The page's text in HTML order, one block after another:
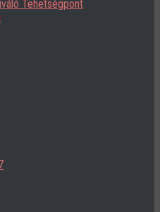
Tehetségpont